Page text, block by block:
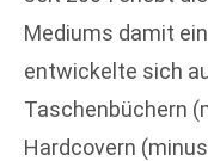
Mediums damit
entwickelte sich
Taschenbüchern
Hardcovern